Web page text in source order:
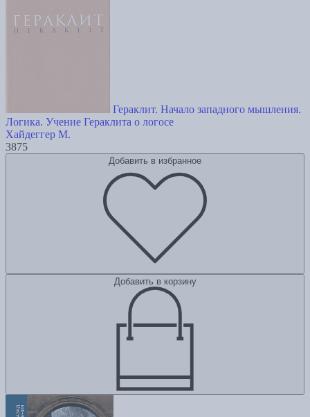
Гераклит. Начало западного мышления.
Логика. Учение Гераклита о логосе
Хайдеггер М.
3875
Добавить в избранное
Добавить в корзину